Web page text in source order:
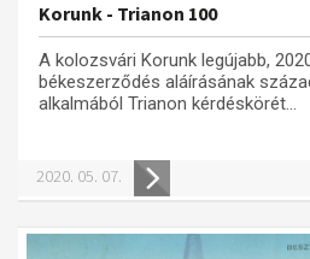
Korunk - Trianon 100
A kolozsvári Korunk legújabb,
békeszerződés aláírásának
alkalmából Trianon kérdéskörét...
2020. 05. 07.